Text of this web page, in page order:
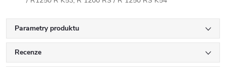
Parametry produktu
Recenze